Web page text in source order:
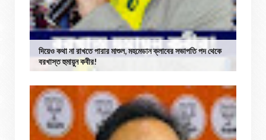
দিয়েও কথা না রাখতে পারার মাশুল, মহমেডান ক্লাবের সভাপতি পদ থেকে
বরখাস্ত হুমায়ুন কবীর!